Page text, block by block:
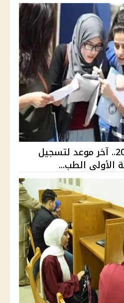
تنسيق الجامعات 2026.. آخر موعد لتسجيل
الأولى الطب...